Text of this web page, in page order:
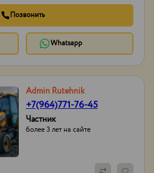
Позвонить
Whatsapp
Admin Rutehnik
+7(964)771-76-45
Частник
более 3 лет на сайте